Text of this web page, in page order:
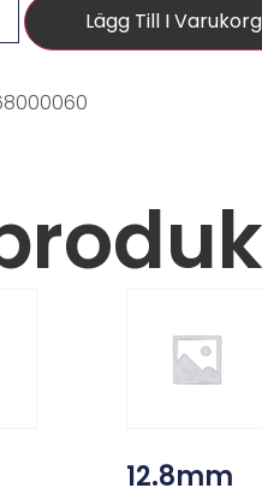
Lägg Till I Varukorg
12.8mm